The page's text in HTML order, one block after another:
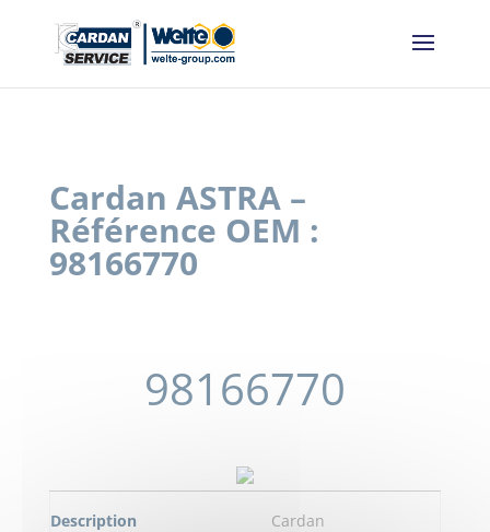
Cardan ASTRA –
Référence OEM :
98166770
98166770
Description Cardan